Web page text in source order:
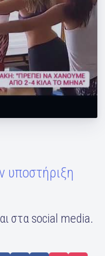
υποστήριξη
στα social media.